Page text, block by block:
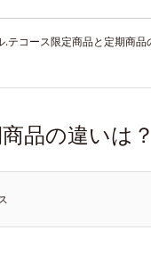
.テコース限定商品と定期商品
品の違いは？